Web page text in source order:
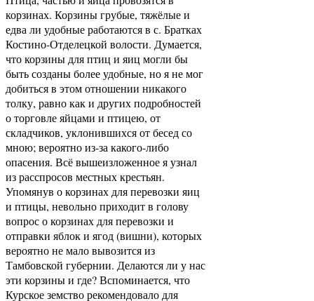
корзинах. Корзины грубые, тяжёлые и
едва ли удобные работаются в с. Братках
Костино-Отделецкой волости. Думается,
что корзины для птиц и яиц могли бы
быть созданы более удобные, но я не мог
добиться в этом отношении никакого
толку, равно как и других подробностей
о торговле яйцами и птицею, от
складчиков, уклонившихся от бесед со
мною; вероятно из-за какого-либо
опасения. Всё вышеизложенное я узнал
из расспросов местных крестьян.
Упомянув о корзинах для перевозки яиц
и птицы, невольно приходит в голову
вопрос о корзинах для перевозки и
отправки яблок и ягод (вишни), которых
вероятно не мало вывозится из
Тамбовской губернии. Делаются ли у нас
эти корзины и где? Вспоминается, что
Курское земство рекомендовало для